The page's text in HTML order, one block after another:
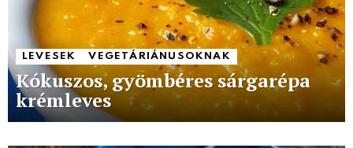
LEVESEK VEGETÁRIÁNUSOKNAK
Kókuszos, gyömbéres sárgarépa
krémleves